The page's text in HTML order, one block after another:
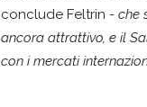
conclude Feltrin - che
ancora attrattivo, e il
con i mercati